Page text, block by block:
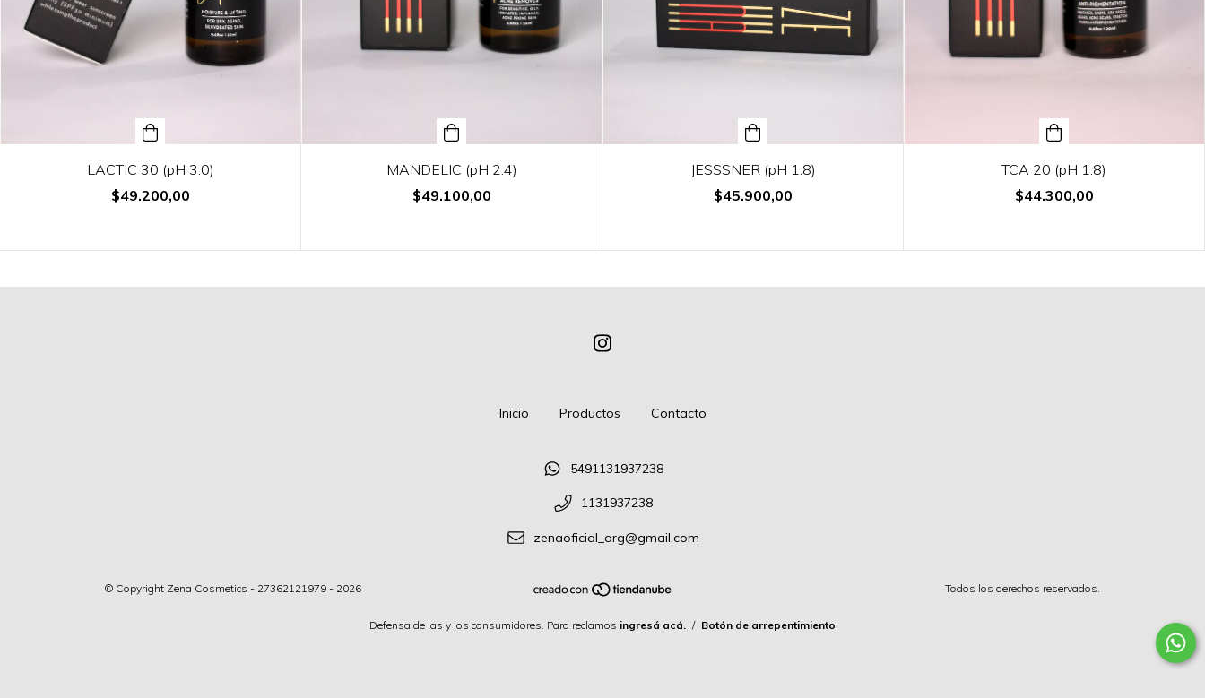
LACTIC 30 (pH 3.0)
$49.200,00
MANDELIC (pH 2.4)
$49.100,00
JESSSNER (pH 1.8)
$45.900,00
TCA 20 (pH 1.8)
$44.300,00
Inicio Productos Contacto
5491131937238
1131937238
zenaoficial_arg@gmail.com
© Copyright Zena Cosmetics - 27362121979 - 2026 Todos los derechos reservados.
Defensa de las y los consumidores. Para reclamos ingresá acá. / Botón de arrepentimiento